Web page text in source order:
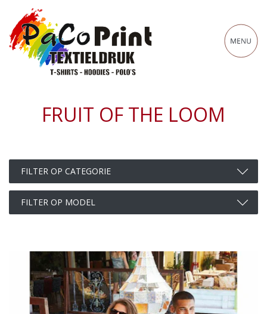
FRUIT OF THE LOOM
Filter op categorie
FILTER OP CATEGORIE
Filter op model
FILTER OP MODEL